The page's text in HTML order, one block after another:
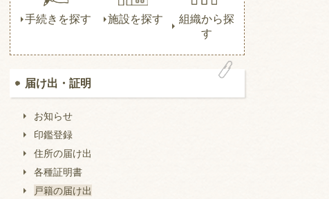
手続きを探す 施設を探す
組織から探
す
届け出・証明
お知らせ
印鑑登録
住所の届け出
各種証明書
戸籍の届け出